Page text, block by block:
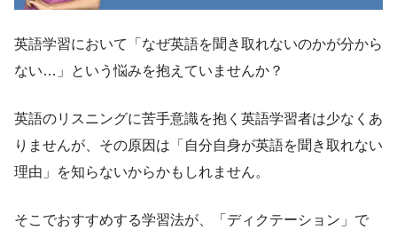
英語学習において「なぜ英語を聞き取れないのかが分から
ない…」という悩みを抱えていませんか？
英語のリスニングに苦手意識を抱く英語学習者は少なくあ
りませんが、その原因は「自分自身が英語を聞き取れない
理由」を知らないからかもしれません。
そこでおすすめする学習法が、「ディクテーション」で